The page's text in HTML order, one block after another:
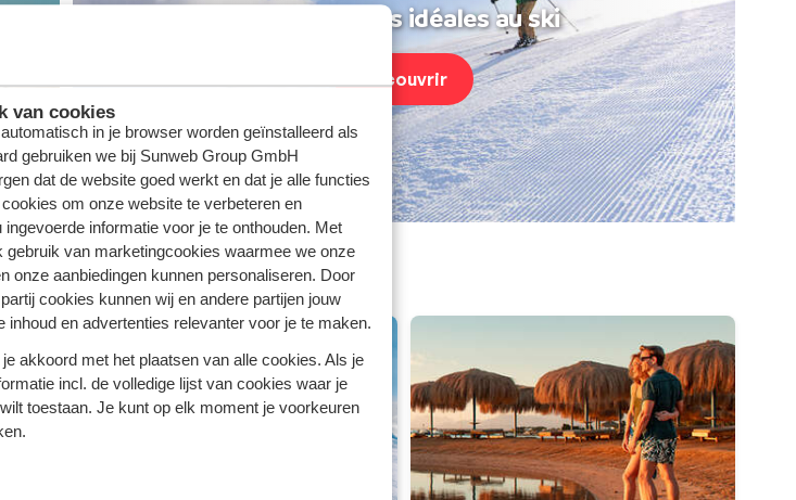
van cookies
in je browser worden geïnstalleerd als
gebruiken we bij Sunweb Group GmbH
dat de website goed werkt en dat je alle functies
om onze website te verbeteren en
informatie voor je te onthouden. Met
van marketingcookies waarmee we onze
onze aanbiedingen kunnen personaliseren. Door
cookies kunnen wij en andere partijen jouw
inhoud en advertenties relevanter voor je te maken.
akkoord met het plaatsen van alle cookies. Als je
incl. de volledige lijst van cookies waar je
toestaan. Je kunt op elk moment je voorkeuren
Vos vacances idéales au ski
Découvrir
Sunweb ! #creatingmemories